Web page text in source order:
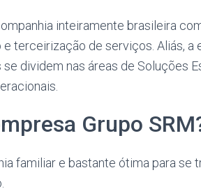
inteiramente brasileira
terceirização de serviços. Aliás, a
dividem nas áreas de Soluções
Grupo
familiar e bastante ótima para se